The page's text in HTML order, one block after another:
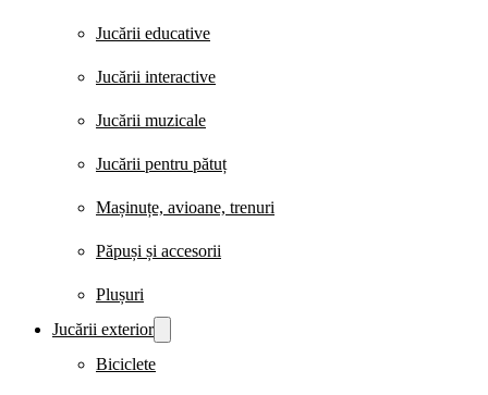
Jucării educative
Jucării interactive
Jucării muzicale
Jucării pentru pătuț
Mașinuțe, avioane, trenuri
Păpuși și accesorii
Plușuri
Jucării exterior
Biciclete